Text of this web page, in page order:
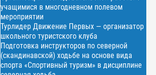
учащимися в многодневном полевом
мероприятии
Турлидер Движение Первых — организатор
школьного туристского клуба
Подготовка инструкторов по северной
(скандинавской) ходьбе на основе вида
спорта «Спортивный туризм» в дисциплине